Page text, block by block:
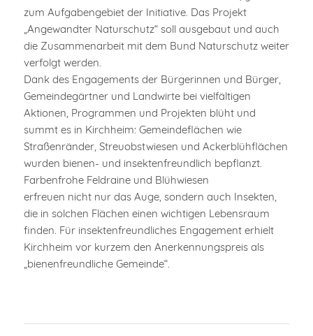
zum Aufgabengebiet der Initiative. Das Projekt
„Angewandter Naturschutz“ soll ausgebaut und auch
die Zusammenarbeit mit dem Bund Naturschutz weiter
verfolgt werden.
Dank des Engagements der Bürgerinnen und Bürger,
Gemeindegärtner und Landwirte bei vielfältigen
Aktionen, Programmen und Projekten blüht und
summt es in Kirchheim: Gemeindeflächen wie
Straßenränder, Streuobstwiesen und Ackerblühflächen
wurden bienen- und insektenfreundlich bepflanzt.
Farbenfrohe Feldraine und Blühwiesen
erfreuen nicht nur das Auge, sondern auch Insekten,
die in solchen Flächen einen wichtigen Lebensraum
finden. Für insektenfreundliches Engagement erhielt
Kirchheim vor kurzem den Anerkennungspreis als
„bienenfreundliche Gemeinde“.